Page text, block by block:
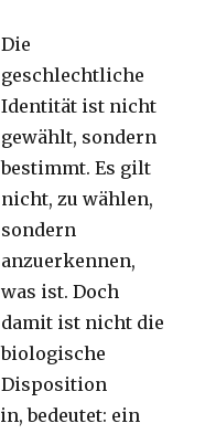
Die
geschlechtliche
Identität ist nicht
gewählt, sondern
bestimmt. Es gilt
nicht, zu wählen,
sondern
anzuerkennen,
was ist. Doch
damit ist nicht die
biologische
Disposition
bedeutet: ein